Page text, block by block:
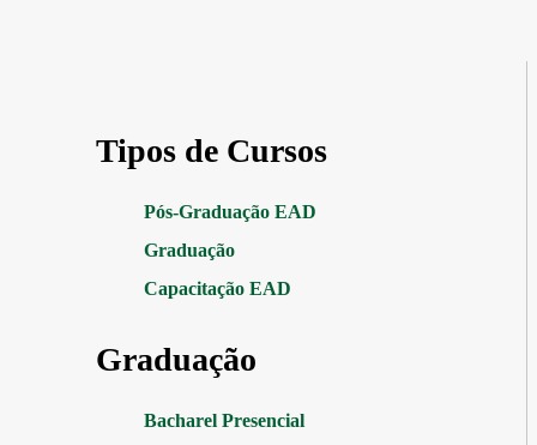
Tipos de Cursos
Pós-Graduação EAD
Graduação
Capacitação EAD
Graduação
Bacharel Presencial